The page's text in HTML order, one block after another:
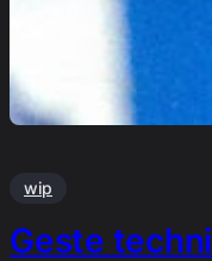
wip
Geste